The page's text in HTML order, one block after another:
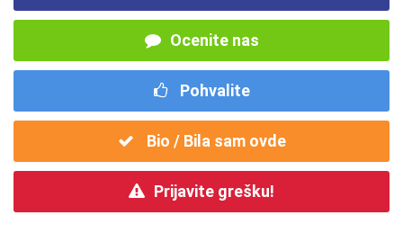
Ocenite nas
Pohvalite
Bio / Bila sam ovde
Prijavite grešku!